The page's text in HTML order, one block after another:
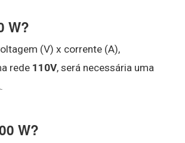
W?
(V) x corrente (A),
rede 110V, será necessária uma
W?